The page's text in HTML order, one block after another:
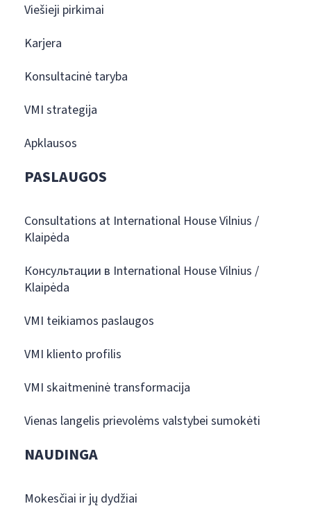
Viešieji pirkimai
Karjera
Konsultacinė taryba
VMI strategija
Apklausos
PASLAUGOS
Consultations at International House Vilnius /
Klaipėda
Консультации в International House Vilnius /
Klaipėda
VMI teikiamos paslaugos
VMI kliento profilis
VMI skaitmeninė transformacija
Vienas langelis prievolėms valstybei sumokėti
NAUDINGA
Mokesčiai ir jų dydžiai